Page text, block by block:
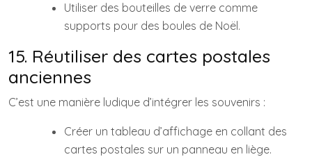
Utiliser des bouteilles de verre comme
supports pour des boules de Noël.
15. Réutiliser des cartes postales
anciennes
C’est une manière ludique d’intégrer les souvenirs :
Créer un tableau d’affichage en collant des
cartes postales sur un panneau en liège.